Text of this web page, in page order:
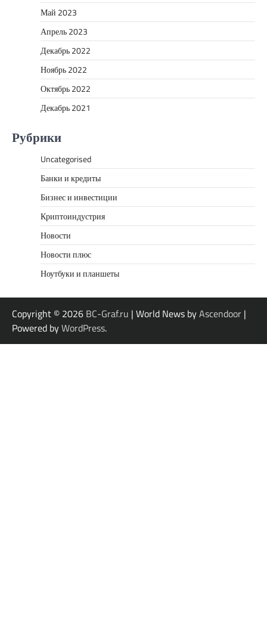
Май 2023
Апрель 2023
Декабрь 2022
Ноябрь 2022
Октябрь 2022
Декабрь 2021
Рубрики
Uncategorised
Банки и кредиты
Бизнес и инвестиции
Криптоиндустрия
Новости
Новости плюс
Ноутбуки и планшеты
Copyright © 2026 BC-Graf.ru | World News byAscendoor |
Powered byWordPress.